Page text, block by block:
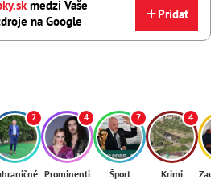
medzi Vaše
na Google
Pridať
2 4
Prominenti
7
Šport
4
Krimi